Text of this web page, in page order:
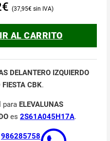
€ 37,95€
AL CARRITO
DELANTERO IZQUIERDO
FIESTA CBK.
para ELEVALUNAS
es 2S61A045H17A.
986285758